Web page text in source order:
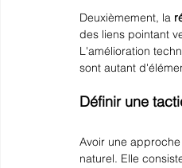
Deuxièmement, la
des liens pointant
L'amélioration
sont autant
Définir une
Avoir une
naturel. Elle